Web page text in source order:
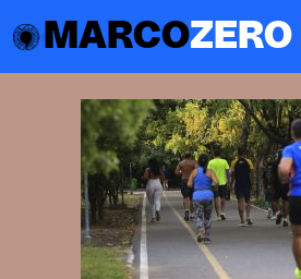
MARCOZERO